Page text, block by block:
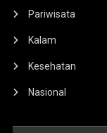
Pariwisata
Kalam
Kesehatan
Nasional